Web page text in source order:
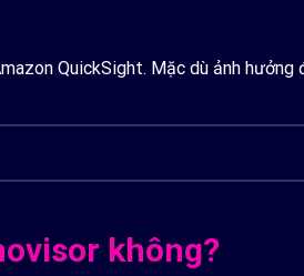
QuickSight. Mặc dù ảnh hưởng
không?